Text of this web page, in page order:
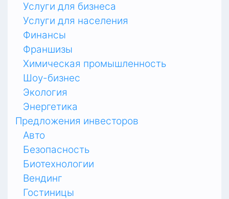
Услуги для бизнеса
Услуги для населения
Финансы
Франшизы
Химическая промышленность
Шоу-бизнес
Экология
Энергетика
Предложения инвесторов
Авто
Безопасность
Биотехнологии
Вендинг
Гостиницы